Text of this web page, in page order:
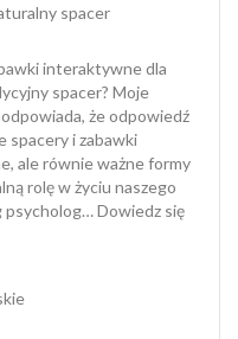
spacer
interaktywne dla
spacer? Moje
że odpowiedź
spacery i zabawki
ale równie ważne formy
rolę w życiu naszego
psycholog…Dowiedz się